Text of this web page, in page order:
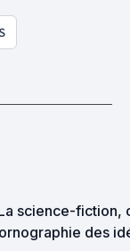
science-fiction,
des